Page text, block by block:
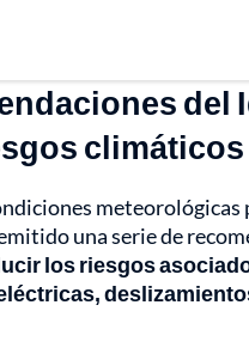
del
climáticos
meteorológicas
una serie de
los riesgos